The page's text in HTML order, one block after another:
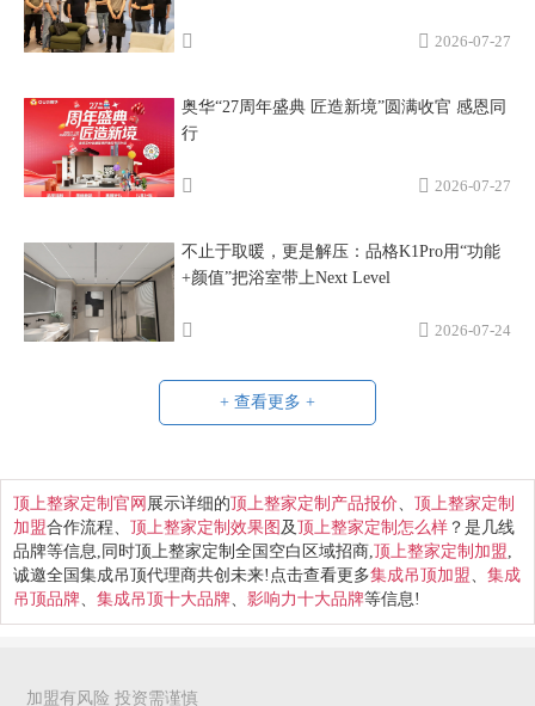
2026-07-27
奥华“27周年盛典 匠造新境”圆满收官 感恩同
行
2026-07-27
不止于取暖，更是解压：品格K1Pro用“功能
+颜值”把浴室带上Next Level
2026-07-24
+ 查看更多 +
顶上整家定制官网 展示详细的顶上整家定制产品报价
顶上整家定制
加盟合作流程、 顶上整家定制效果图 及顶上整家定制怎么样 ？是几线
品牌等信息,同时顶上整家定制全国空白区域招商, 顶上整家定制加盟
诚邀全国集成吊顶代理商共创未来!点击查看更多集成吊顶加盟
集成
吊顶品牌
集成吊顶十大品牌 影响力十大品牌等信息!
加盟有风险 投资需谨慎